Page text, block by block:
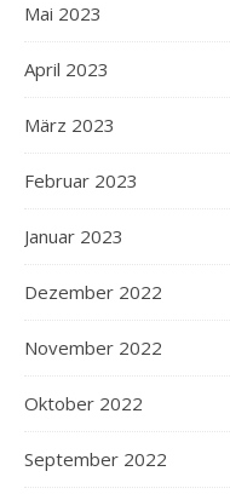
Mai 2023
April 2023
März 2023
Februar 2023
Januar 2023
Dezember 2022
November 2022
Oktober 2022
September 2022